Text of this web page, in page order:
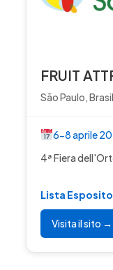
FRUIT
São Paulo,
6-8 aprile
4ª Fiera
Lista
Visita il sito →